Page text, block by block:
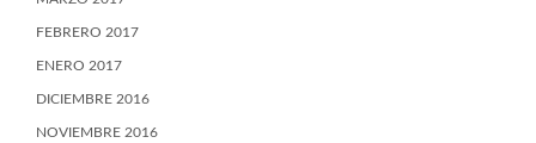
FEBRERO 2017
ENERO 2017
DICIEMBRE 2016
NOVIEMBRE 2016